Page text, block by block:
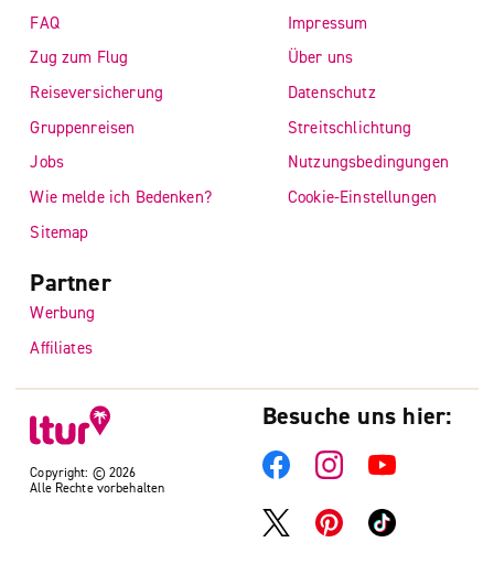
Copyright: © 2026
Alle Rechte vorbehalten
FAQ
Zug zum Flug
Reiseversicherung
Gruppenreisen
Jobs
Wie melde ich Bedenken?
Sitemap
Impressum
Über uns
Datenschutz
Streitschlichtung
Nutzungsbedingungen
Cookie-Einstellungen
Partner
Werbung
Affiliates
Besuche uns hier: